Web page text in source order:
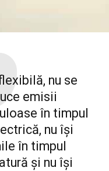
nu se
emisii
în timpul
nu își
în timpul
și nu își